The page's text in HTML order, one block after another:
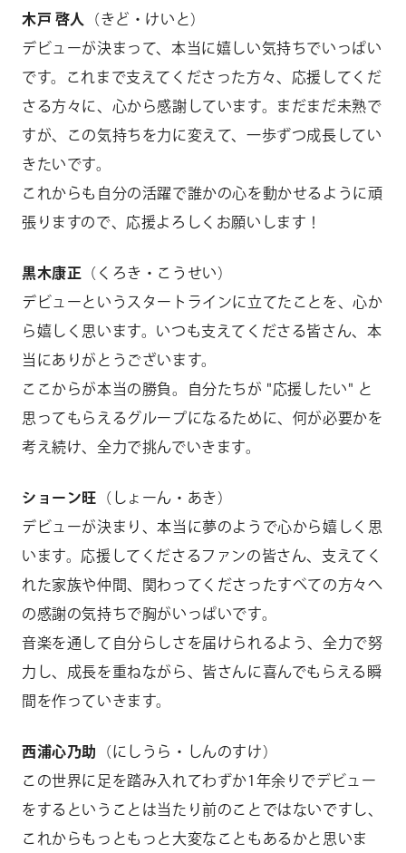
木戸 啓人
（きど・けいと）
デビューが決まって、本当に嬉しい気持ちでいっぱい
です。これまで支えてくださった方々、応援してくだ
さる方々に、心から感謝しています。まだまだ未熟で
すが、この気持ちを力に変えて、一歩ずつ成長してい
きたいです。
これからも自分の活躍で誰かの心を動かせるように頑
張りますので、応援よろしくお願いします！
黒木康正 （くろき・こうせい）
デビューというスタートラインに立てたことを、心か
ら嬉しく思います。いつも支えてくださる皆さん、本
当にありがとうございます。
ここからが本当の勝負。自分たちが "応援したい" と
思ってもらえるグループになるために、何が必要かを
考え続け、全力で挑んでいきます。
ショーン旺 （しょーん・あき）
デビューが決まり、本当に夢のようで心から嬉しく思
います。応援してくださるファンの皆さん、支えてく
れた家族や仲間、関わってくださったすべての方々へ
の感謝の気持ちで胸がいっぱいです。
音楽を通して自分らしさを届けられるよう、全力で努
力し、成長を重ねながら、皆さんに喜んでもらえる瞬
間を作っていきます。
西浦心乃助
（にしうら・しんのすけ）
この世界に足を踏み入れてわずか1年余りでデビュー
をするということは当たり前のことではないですし、
これからもっともっと大変なこともあるかと思いま